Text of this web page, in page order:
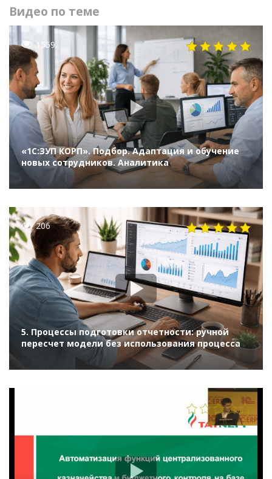
Видео по теме
1559
«1С:ЗУП КОРП». Подбор. Адаптация и обучение
новых сотрудников. Аналитика
206
5. Процессы подготовки отчетности: ручной
пересчет модели без использования процесса